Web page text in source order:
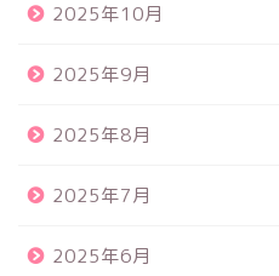
2025年10月
2025年9月
2025年8月
2025年7月
2025年6月